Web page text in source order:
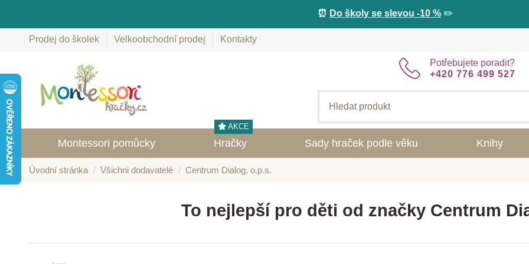
⏰ Do školy se slevou -10 % ✏️
Prodej do školek Velkoobchodní prodej Kontakty
Potřebujete poradit?
+420 776 499 527
Montessori pomůcky Hračky
AKCE
Sady hraček podle věku Knihy
Úvodní stránka Všichni dodavatelé Centrum Dialog, o.p.s.
To nejlepší pro děti od značky Centrum